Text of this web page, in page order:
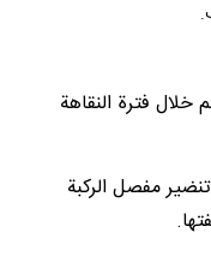
فترة النقاهة
مفصل الركبة